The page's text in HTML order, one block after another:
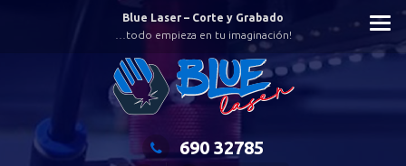
Blue Laser – Corte y Grabado
…todo empieza en tu imaginación!
690 32785